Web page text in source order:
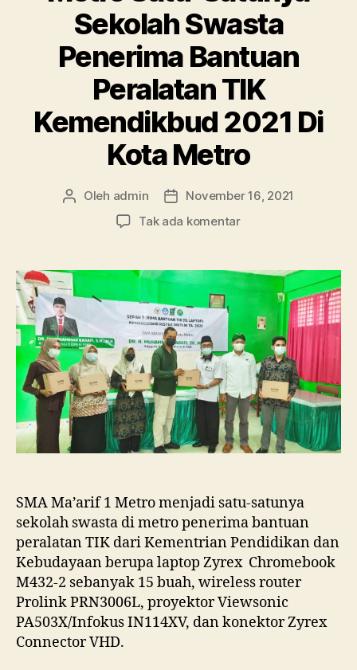
Sekolah Swasta
Penerima Bantuan
Peralatan TIK
Kemendikbud 2021 Di
Kota Metro
Penulis
Oleh admin
Tanggal
artikel
November 16, 2021
Tak ada komentarpada
Ma’arif
1
Metro
Satu-
Satunya
Sekolah
Swasta
Penerima
Bantuan
Peralatan
TIK
Di
Kota
Metro
SMA Ma’arif 1 Metro menjadi satu-satunya
sekolah swasta di metro penerima bantuan
peralatan TIK dari Kementrian Pendidikan dan
Kebudayaan berupa laptop Zyrex Chromebook
M432-2 sebanyak 15 buah, wireless router
Prolink PRN3006L, proyektor Viewsonic
PA503X/Infokus IN114XV, dan konektor Zyrex
Connector VHD.